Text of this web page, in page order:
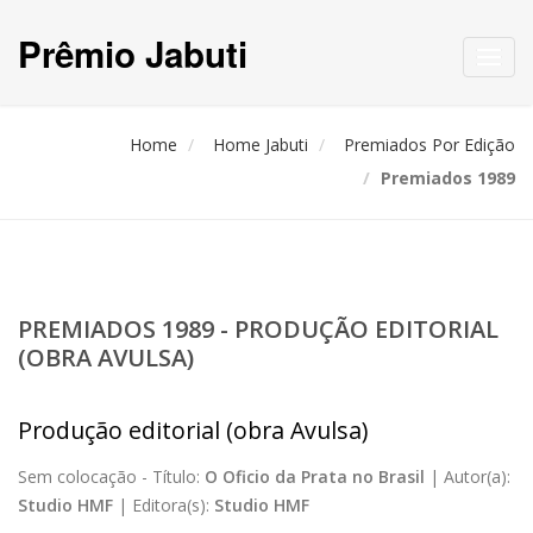
Prêmio Jabuti
Home Home Jabuti
Premiados Por Edição
Premiados 1989
PREMIADOS 1989 - PRODUÇÃO EDITORIAL
(OBRA AVULSA)
Produção editorial (obra Avulsa)
Sem colocação - Título: O Oficio da Prata no Brasil | Autor(a):
Studio HMF | Editora(s): Studio HMF